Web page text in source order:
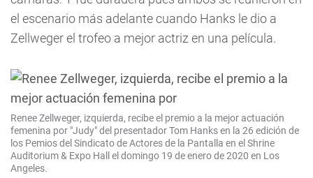
el escenario más adelante cuando Hanks le dio a
Zellweger el trofeo a mejor actriz en una película.
Renee Zellweger, izquierda, recibe el premio a la mejor actuación
femenina por "Judy" del presentador Tom Hanks en la 26 edición de
los Pemios del Sindicato de Actores de la Pantalla en el Shrine
Auditorium & Expo Hall el domingo 19 de enero de 2020 en Los
Angeles.